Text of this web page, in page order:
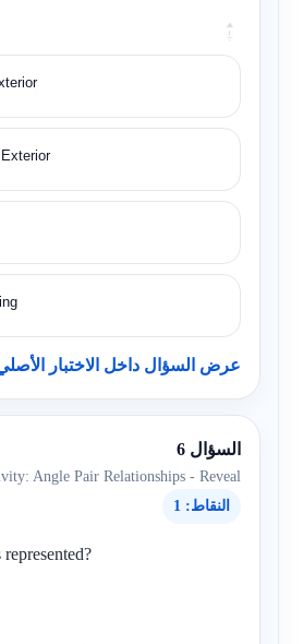
عرض السؤال داخل الاختبار
السؤال 6
Angle Pair Relationships - Reveal
النقاط: 1